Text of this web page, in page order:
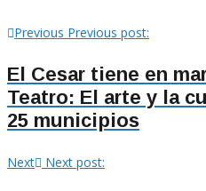
Previous Previous post:
El Cesar tiene en
Teatro: El arte y la
25 municipios
Next Next post: